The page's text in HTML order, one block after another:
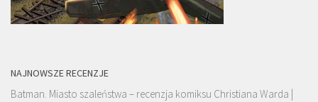
NAJNOWSZE RECENZJE
Batman. Miasto szaleństwa – recenzja komiksu Christiana Warda |